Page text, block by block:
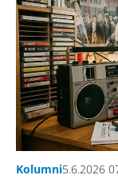
Kolumni5.6.2026